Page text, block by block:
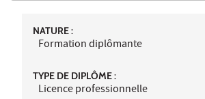
NATURE :
Formation diplômante
TYPE DE DIPLÔME :
Licence professionnelle